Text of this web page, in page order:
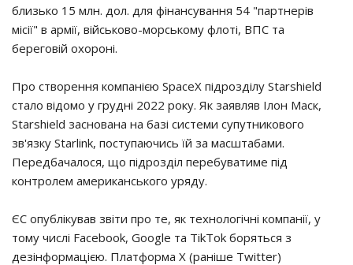
близько 15 млн. дол. для фінансування 54 "партнерів
місії" в армії, військово-морському флоті, ВПС та
береговій охороні.
Про створення компанією SpaceX підрозділу Starshield
стало відомо у грудні 2022 року. Як заявляв Ілон Маск,
Starshield заснована на базі системи супутникового
зв'язку Starlink, поступаючись їй за масштабами.
Передбачалося, що підрозділ перебуватиме під
контролем американського уряду.
ЄС опублікував звіти про те, як технологічні компанії, у
тому числі Facebook, Google та TikTok боряться з
дезінформацією. Платформа X (раніше Twitter)